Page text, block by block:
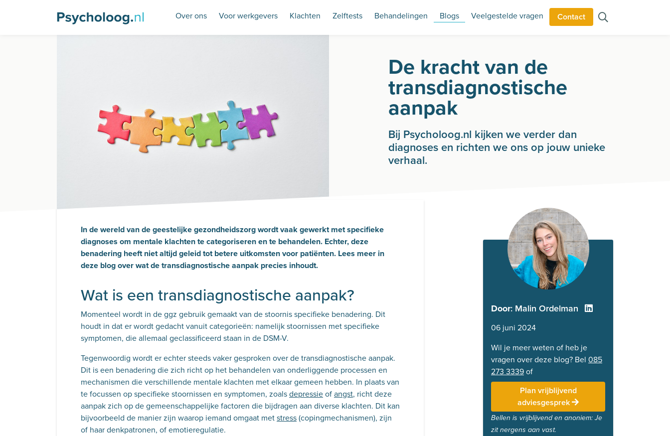
Over ons Voor werkgevers Klachten Zelftests Behandelingen Blogs Veelgestelde vragen Contact
De kracht van de
transdiagnostische
aanpak
Bij Psycholoog.nl kijken we verder dan
diagnoses en richten we ons op jouw unieke
verhaal.
In de wereld van de geestelijke gezondheidszorg wordt vaak gewerkt met specifieke
diagnoses om mentale klachten te categoriseren en te behandelen. Echter, deze
benadering heeft niet altijd geleid tot betere uitkomsten voor patiënten. Lees meer in
deze blog over wat de transdiagnostische aanpak precies inhoudt.
Wat is een transdiagnostische aanpak?
Momenteel wordt in de ggz gebruik gemaakt van de stoornis specifieke benadering. Dit
houdt in dat er wordt gedacht vanuit categorieën: namelijk stoornissen met specifieke
symptomen, die allemaal geclassificeerd staan in de DSM-V.
Tegenwoordig wordt er echter steeds vaker gesproken over de transdiagnostische aanpak.
Dit is een benadering die zich richt op het behandelen van onderliggende processen en
mechanismen die verschillende mentale klachten met elkaar gemeen hebben. In plaats van
te focussen op specifieke stoornissen en symptomen, zoalsdepressieofangst, richt deze
aanpak zich op de gemeenschappelijke factoren die bijdragen aan diverse klachten. Dit kan
bijvoorbeeld de manier zijn waarop iemand omgaat metstress(copingmechanismen), zijn
of haar denkpatronen, of emotieregulatie.
Door: Malin Ordelman
06 juni 2024
Wil je meer weten of heb je
vragen over deze blog? Bel 085
273 3339of
Plan vrijblijvend
adviesgesprek
Bellen is vrijblijvend en anoniem: Je
zit nergens aan vast.